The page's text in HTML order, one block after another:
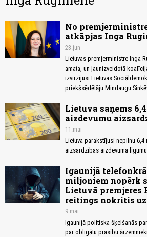
No
atkāpjas Inga
23.jun
Lietuvas premjerministre Inga
amata, un jaunizveidotā
izvirzījusi Lietuvas
priekšsēdētāju Mindaugu
Lietuva saņems
aizdevumu
11.mai
Lietuva parakstījusi nepilnu
aizsardzības aizdevuma
Igaunijā
miljoniem nopērk
Lietuvā premjeres
reitings nokritis uz
9.mai
Igaunijā politiska šķelšanās
par obligātu prasību